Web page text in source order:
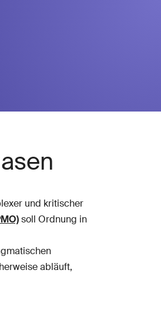
und kritischer
soll Ordnung in
abläuft,